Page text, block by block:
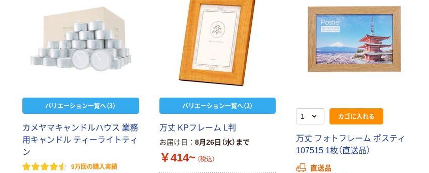
バリエーション一覧へ（3）
カメヤマキャンドルハウス 業務
用キャンドル ティーライトティ
ン
9万回の購入実績
バリエーション一覧へ（2）
万丈 KPフレーム L判
お届け日 8月26日（水）まで
￥414~ （税込）
カゴに入れる
万丈 フォトフレーム ポスティ
107515 1枚（直送品）
直送品